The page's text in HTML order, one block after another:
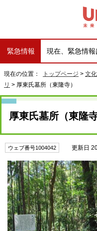
緊急情報 現在、緊急情
現在の位置： トップページ > 文
リ > 厚東氏墓所（東隆寺）
厚東氏墓所（東隆寺
ウェブ番号1004042 更新日